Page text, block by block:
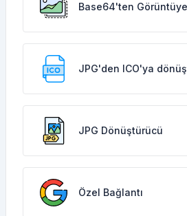
Base64'ten Görüntüye
JPG'den ICO'ya
JPG Dönüştürücü
Özel Bağlantı